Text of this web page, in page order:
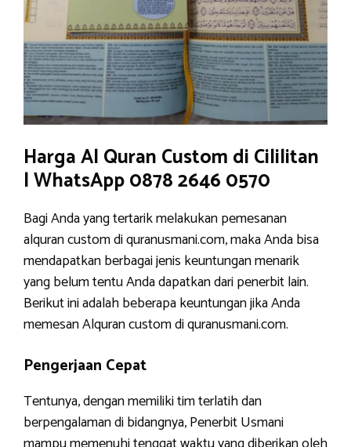
Harga Al Quran Custom di Cililitan
| WhatsApp 0878 2646 0570
Bagi Anda yang tertarik melakukan pemesanan
alquran custom di quranusmani.com, maka Anda bisa
mendapatkan berbagai jenis keuntungan menarik
yang belum tentu Anda dapatkan dari penerbit lain.
Berikut ini adalah beberapa keuntungan jika Anda
memesan Alquran custom di quranusmani.com.
Pengerjaan Cepat
Tentunya, dengan memiliki tim terlatih dan
berpengalaman di bidangnya, Penerbit Usmani